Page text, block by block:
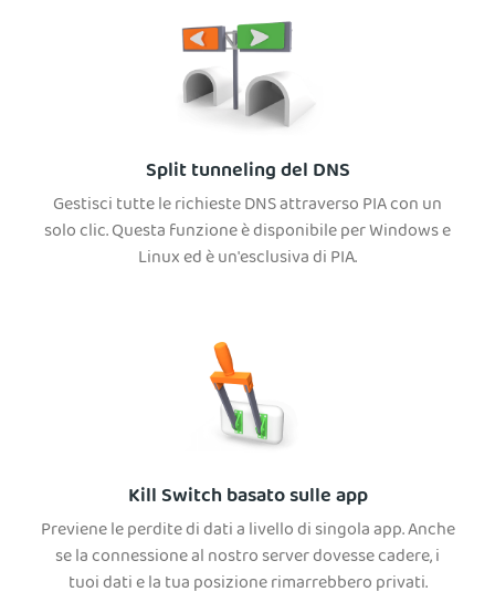
Split tunneling del DNS
Gestisci tutte le richieste DNS attraverso PIA con un
solo clic. Questa funzione è disponibile per Windows e
Linux ed è un'esclusiva di PIA.
Kill Switch basato sulle app
Previene le perdite di dati a livello di singola app. Anche
se la connessione al nostro server dovesse cadere, i
tuoi dati e la tua posizione rimarrebbero privati.